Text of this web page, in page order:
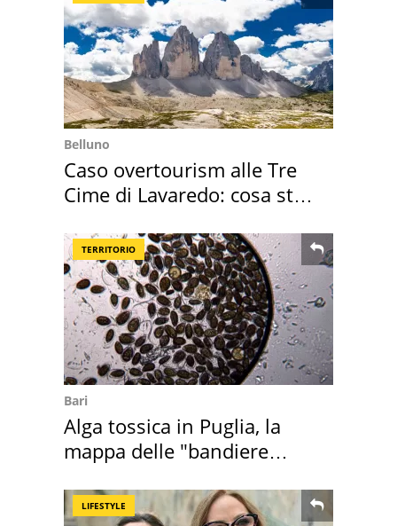
Belluno
Caso overtourism alle Tre
Cime di Lavaredo: cosa sta
TERRITORIO
Bari
Alga tossica in Puglia, la
mappa delle "bandiere
LIFESTYLE